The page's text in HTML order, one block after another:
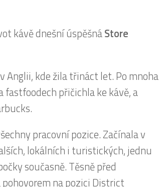
kávě dnešní úspěšnáStore
Anglii, kde žila třináct let. Po mnoha
přičichla ke kávě, a
pracovní pozice. Začínala v
lokálních i turistických, jednu
současně. Těsně před
na pozici District